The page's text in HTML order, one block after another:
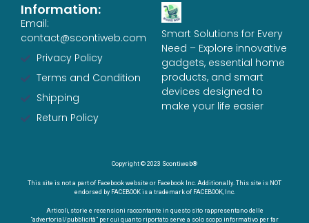
Information:
Email:
contact@scontiweb.com
Privacy Policy
Terms and Condition
Shipping
Return Policy
Smart Solutions for Every
Need – Explore innovative
gadgets, essential home
products, and smart
devices designed to
make your life easier
Copyright © 2023 Scontiweb®
This site is not a part of Facebook website or Facebook Inc. Additionally. This site is NOT
endorsed by FACEBOOK is a trademark of FACEBOOK, Inc.
Articoli, storie e recensioni raccontante in questo sito rappresentano delle
”advertorial/pubblicità” per cui quanto riportato serve a solo scopo informativo per far